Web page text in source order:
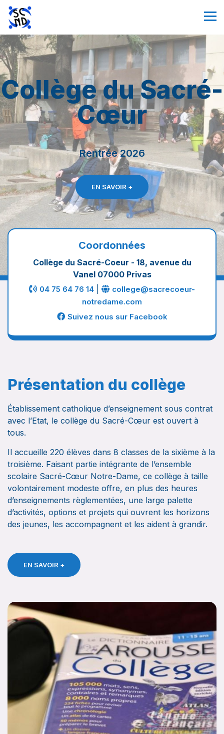
Collège du Sacré-
Cœur
Rentrée 2026
EN SAVOIR +
Coordonnées
Collège du Sacré-Coeur - 18, avenue du
Vanel 07000 Privas
04 75 64 76 14
college@sacrecoeur-
notredame.com
Suivez nous sur Facebook
Présentation du collège
Établissement catholique d’enseignement sous contrat
avec l’Etat, le collège du Sacré-Cœur est ouvert à
tous.
Il accueille 220 élèves dans 8 classes de la sixième à la
troisième. Faisant partie intégrante de l’ensemble
scolaire Sacré-Cœur Notre-Dame, ce collège à taille
volontairement modeste offre, en plus des heures
d’enseignements règlementées, une large palette
d’activités, options et projets qui ouvrent les horizons
des jeunes, les accompagnent et les aident à grandir.
EN SAVOIR +